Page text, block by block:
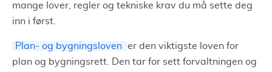
mange lover, regler og tekniske krav du må sette deg
inn i først.
Plan- og bygningsloven er den viktigste loven for
plan og bygningsrett. Den tar for sett forvaltningen og